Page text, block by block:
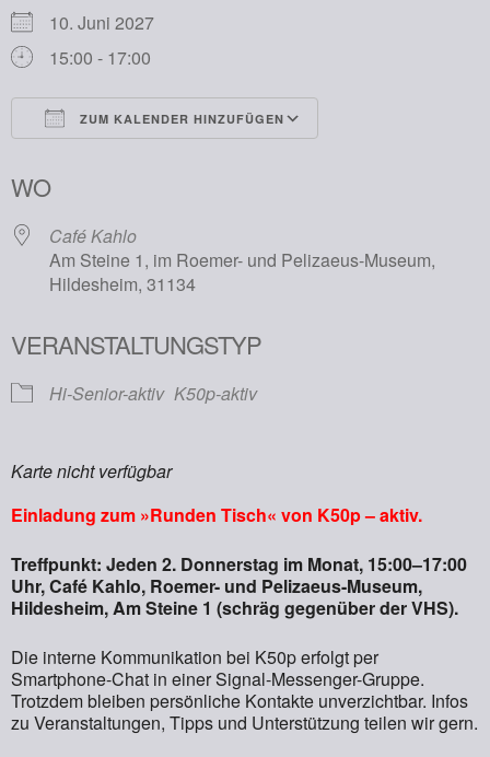
10. Juni 2027
15:00 - 17:00
ZUM KALENDER HINZUFÜGEN
WO
Café Kahlo
Am Steine 1, im Roemer- und Pelizaeus-Museum,
Hildesheim, 31134
VERANSTALTUNGSTYP
Hi-Senior-aktiv K50p-aktiv
Karte nicht verfügbar
Einladung zum »Runden Tisch« von K50p – aktiv.
Treffpunkt: Jeden 2. Donnerstag im Monat, 15:00–17:00
Uhr, Café Kahlo, Roemer- und Pelizaeus-Museum,
Hildesheim, Am Steine 1 (schräg gegenüber der VHS).
Die interne Kommunikation bei K50p erfolgt per
Smartphone-Chat in einer Signal-Messenger-Gruppe.
Trotzdem bleiben persönliche Kontakte unverzichtbar. Infos
zu Veranstaltungen, Tipps und Unterstützung teilen wir gern.